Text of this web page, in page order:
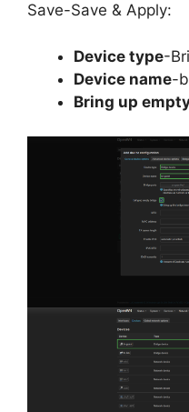
Save-Save & Apply:
Device type-
Device name-
Bring up